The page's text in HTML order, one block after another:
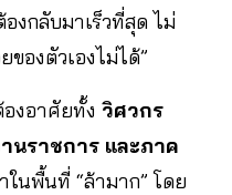
งกลับมาเร็วที่สุด ไม่
องตัวเองไม่ได้”
งอาศัยทั้ง วิศวกร
นราชการ และภาค
นพื้นที่ “ล้ามาก” โดย